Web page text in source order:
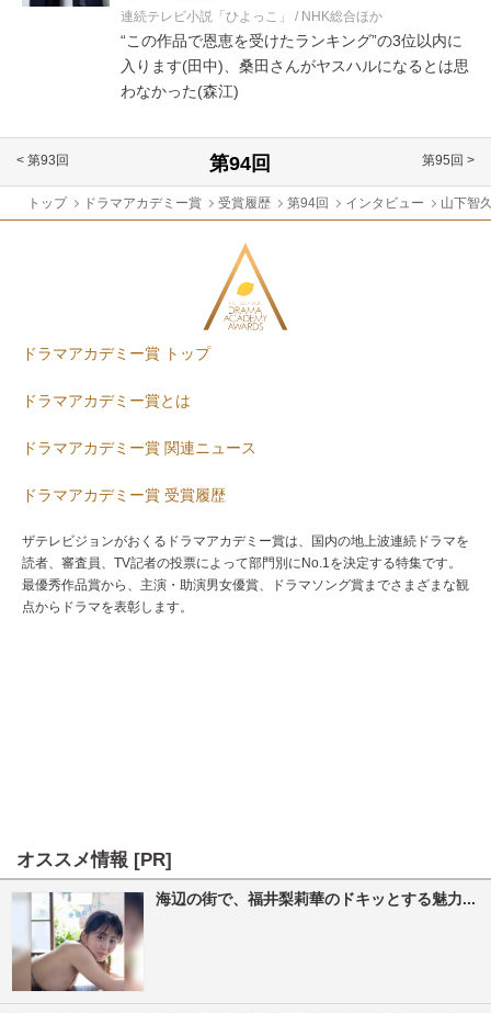
連続テレビ小説「ひよっこ」 NHK総合ほか
“この作品で恩恵を受けたランキング”の3位以内に
入ります(田中)、桑田さんがヤスハルになるとは思
わなかった(森江)
< 第93回 第95回 >
トップ ドラマアカデミー賞 受賞履歴 第94回 インタビュー 山下智
ドラマアカデミー賞 トップ
ドラマアカデミー賞とは
ドラマアカデミー賞 関連ニュース
ドラマアカデミー賞 受賞履歴
ザテレビジョンがおくるドラマアカデミー賞は、国内の地上波連続ドラマを
読者、審査員、TV記者の投票によって部門別にNo.1を決定する特集です。
最優秀作品賞から、主演・助演男女優賞、ドラマソング賞までさまざまな観
点からドラマを表彰します。
オススメ情報 [PR]
海辺の街で、福井梨莉華のドキッとする魅力...